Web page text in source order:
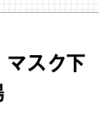
マスク下